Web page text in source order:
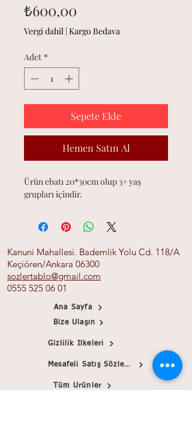
₺600,00
Vergi dahil Kargo Bedava
Adet *
Sepete Ekle
Hemen Satın Al
Ürün ebatı 20*30cm olup 3+ yaş
grupları içindir.
Kanuni Mahallesi. Bademlik Yolu Cd. 118/A
Keçiören/Ankara 06300
sozlertablo@gmail.com
0555 525 06 01
Ana Sayfa
Bize Ulaşın
Gizlilik İlkeleri
Mesafeli Satış Sözleşmesi
Tüm Ürünler